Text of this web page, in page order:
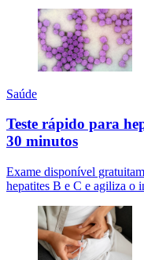
Saúde
Teste rápido para
30 minutos
Exame disponível
hepatites B e C e agiliza o